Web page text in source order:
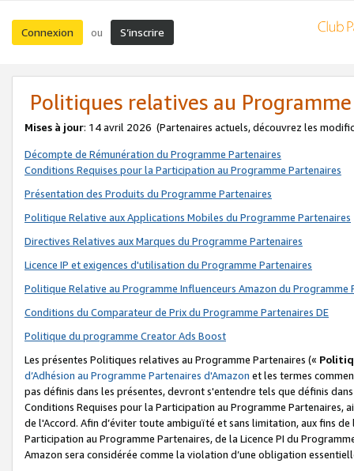
Connexion ou S’inscrire
Politiques relatives au
Mises à jour: 14 avril 2026 (Partenaires actuels, découvrez les
Décompte de Rémunération du Programme Partenaires
Conditions Requises pour la Participation au Programme Partenaires
Présentation des Produits du Programme Partenaires
Politique Relative aux Applications Mobiles du Programme Partenaires
Directives Relatives aux Marques du Programme Partenaires
Licence IP et exigences d'utilisation du Programme Partenaires
Politique Relative au Programme Influenceurs Amazon du Programme
Conditions du Comparateur de Prix du Programme Partenaires DE
Politique du programme Creator Ads Boost
Les présentes Politiques relatives au Programme Partenaires («
d’Adhésion au Programme Partenaires d'Amazon et les termes
pas définis dans les présentes, devront s'entendre tels que définis
Conditions Requises pour la Participation au Programme Partenaires,
de l'Accord. Afin d’éviter toute ambiguïté et sans limitation, aux fins
Participation au Programme Partenaires, de la Licence PI du
Amazon sera considérée comme la violation d’une obligation